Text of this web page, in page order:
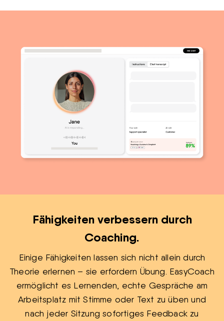
Fähigkeiten verbessern durch
Coaching.
Einige Fähigkeiten lassen sich nicht allein durch
Theorie erlernen – sie erfordern Übung. EasyCoach
ermöglicht es Lernenden, echte Gespräche am
Arbeitsplatz mit Stimme oder Text zu üben und
nach jeder Sitzung sofortiges Feedback zu